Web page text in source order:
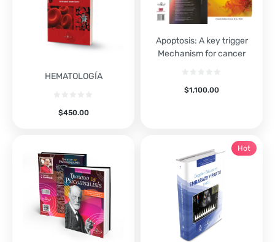
HEMATOLOGÍA
$450.00
Apoptosis: A key trigger
Mechanism for cancer
$1,100.00
Hot